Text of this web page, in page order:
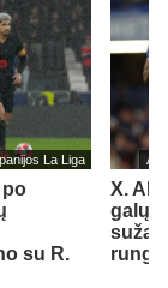
La Liga
po
su R.
X.
galų